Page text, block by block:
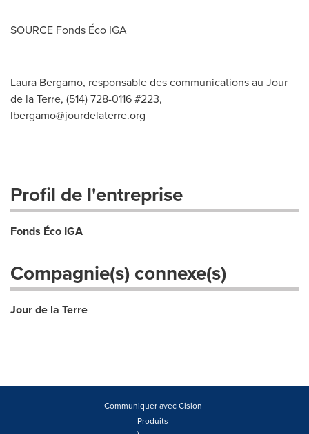
SOURCE Fonds Éco IGA
Laura Bergamo, responsable des communications au Jour
de la Terre, (514) 728-0116 #223,
lbergamo@jourdelaterre.org
Profil de l'entreprise
Fonds Éco IGA
Compagnie(s) connexe(s)
Jour de la Terre
Communiquer avec Cision
Produits